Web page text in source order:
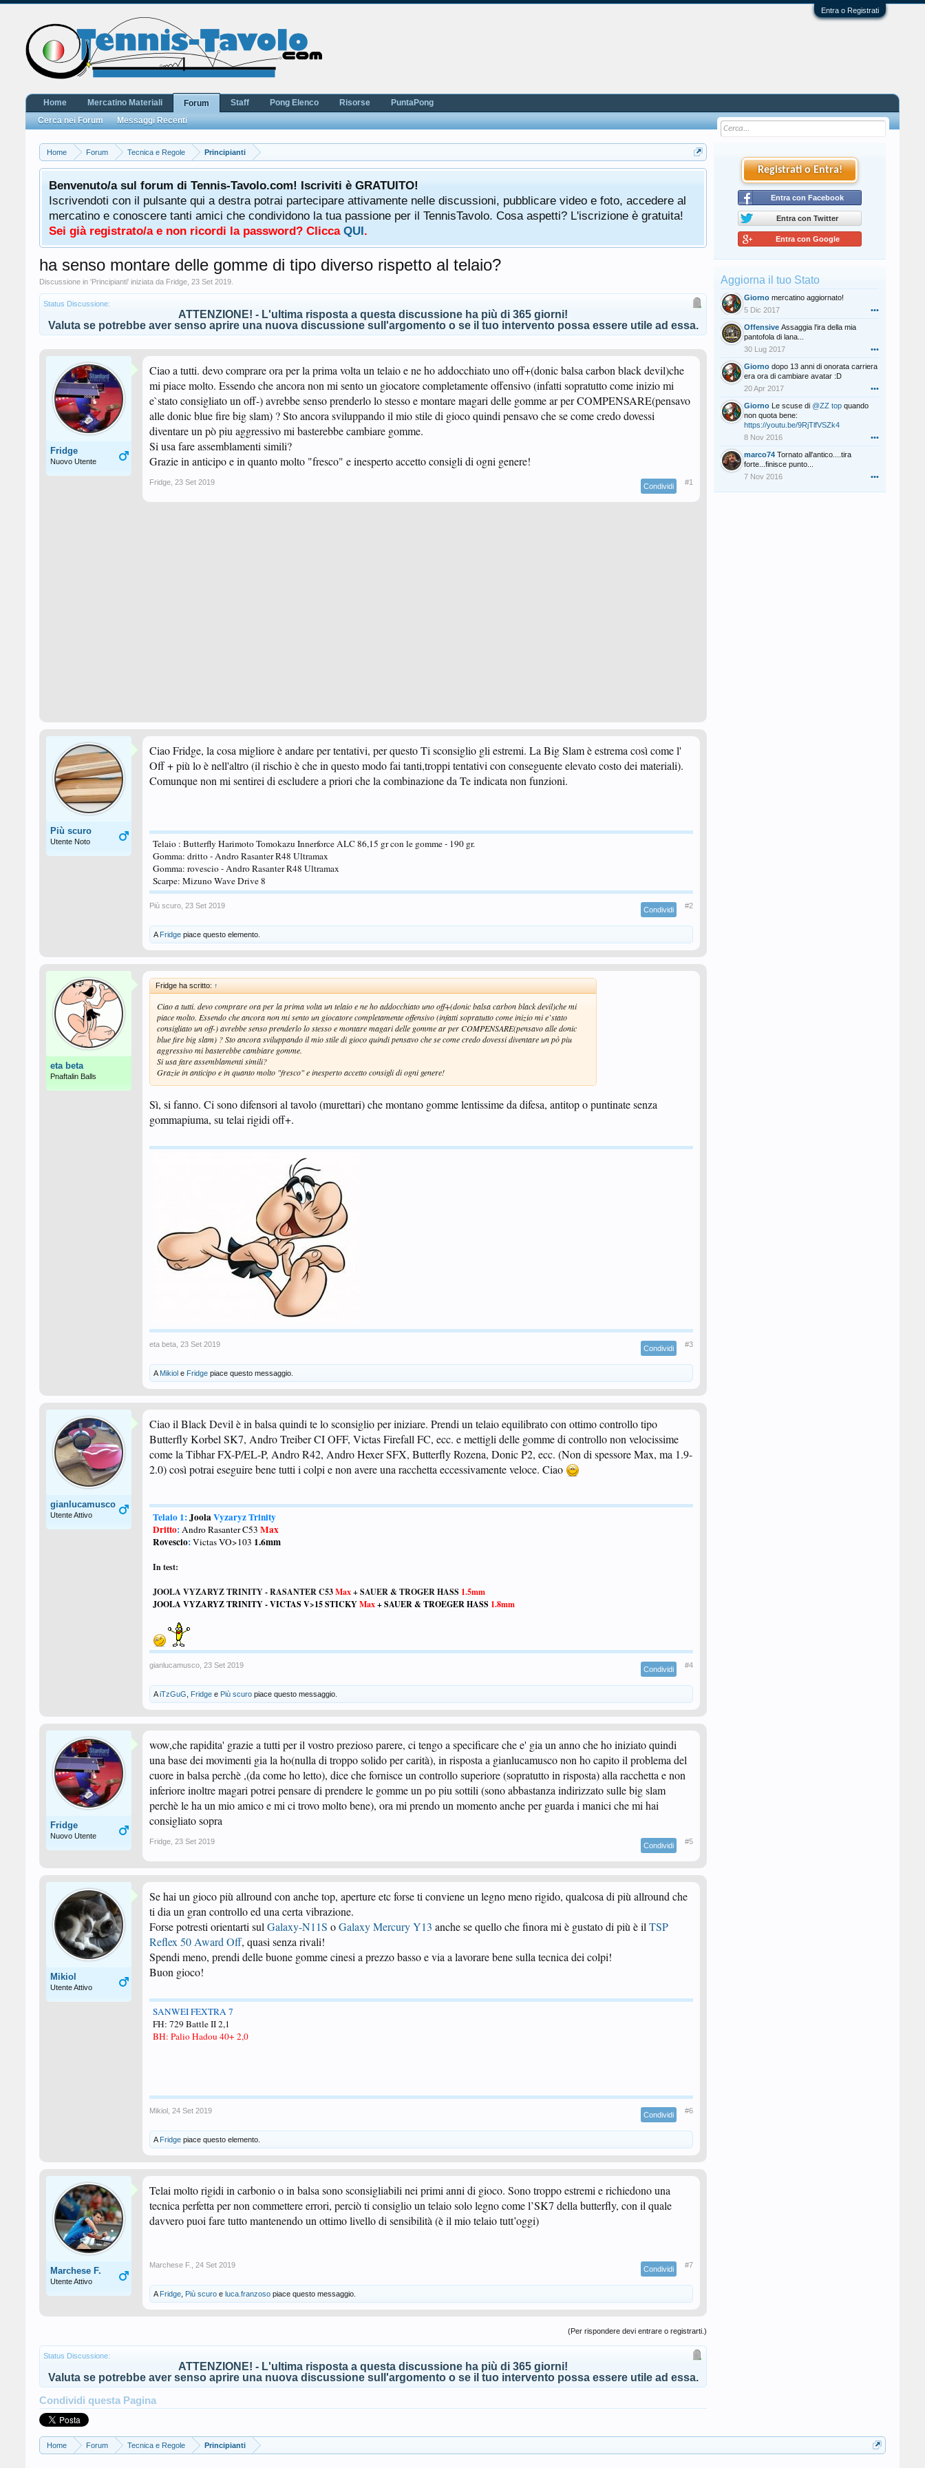
Entra o Registrati
Home Forum Tecnica e Regole Principianti
Benvenuto/a sul forum di Tennis-Tavolo.com! Iscriviti è GRATUITO!
Iscrivendoti con il pulsante qui a destra potrai partecipare attivamente nelle discussioni, pubblicare video e foto, accedere al
mercatino e conoscere tanti amici che condividono la tua passione per il TennisTavolo. Cosa aspetti? L'iscrizione è gratuita!
Sei già registrato/a e non ricordi la password? Clicca QUI.
ha senso montare delle gomme di tipo diverso rispetto al telaio?
Discussione in 'Principianti' iniziata da Fridge 23 Set 2019
Status Discussione:
ATTENZIONE! - L'ultima risposta a questa discussione ha più di 365 giorni!
Valuta se potrebbe aver senso aprire una nuova discussione sull'argomento o se il tuo intervento possa essere utile ad essa.
Fridge
Nuovo Utente
Ciao a tutti. devo comprare ora per la prima volta un telaio e ne ho addocchiato uno off+(donic balsa carbon black devil)che
mi piace molto. Essendo che ancora non mi sento un giocatore completamente offensivo (infatti sopratutto come inizio mi
e`stato consigliato un off-) avrebbe senso prenderlo lo stesso e montare magari delle gomme ar per COMPENSARE(pensavo
alle donic blue fire big slam) ? Sto ancora sviluppando il mio stile di gioco quindi pensavo che se come credo dovessi
diventare un pò piu aggressivo mi basterebbe cambiare gomme.
Si usa fare assemblamenti simili?
Grazie in anticipo e in quanto molto "fresco" e inesperto accetto consigli di ogni genere!
Fridge 23 Set 2019 Condividi #1
Più scuro
Utente Noto
Ciao Fridge, la cosa migliore è andare per tentativi, per questo Ti sconsiglio gli estremi. La Big Slam è estrema così come l'
Off + più lo è nell'altro (il rischio è che in questo modo fai tanti,troppi tentativi con conseguente elevato costo dei materiali).
Comunque non mi sentirei di escludere a priori che la combinazione da Te indicata non funzioni.
Telaio : Butterfly Harimoto Tomokazu Innerforce ALC 86,15 gr con le gomme - 190 gr.
Gomma: dritto - Andro Rasanter R48 Ultramax
Gomma: rovescio - Andro Rasanter R48 Ultramax
Scarpe: Mizuno Wave Drive 8
Più scuro 23 Set 2019 Condividi #2
A Fridge piace questo elemento.
eta beta
Pnaftalin Balls
Fridge ha scritto: ↑
Ciao a tutti. devo comprare ora per la prima volta un telaio e ne ho addocchiato uno off+(donic balsa carbon black devil)che mi
piace molto. Essendo che ancora non mi sento un giocatore completamente offensivo (infatti sopratutto come inizio mi e`stato
consigliato un off-) avrebbe senso prenderlo lo stesso e montare magari delle gomme ar per COMPENSARE(pensavo alle donic
blue fire big slam) ? Sto ancora sviluppando il mio stile di gioco quindi pensavo che se come credo dovessi diventare un pò piu
aggressivo mi basterebbe cambiare gomme.
Si usa fare assemblamenti simili?
Grazie in anticipo e in quanto molto "fresco" e inesperto accetto consigli di ogni genere!
Sì, si fanno. Ci sono difensori al tavolo (murettari) che montano gomme lentissime da difesa, antitop o puntinate senza
gommapiuma, su telai rigidi off+.
eta beta 23 Set 2019 Condividi #3
A Mikiol e Fridge piace questo messaggio.
gianlucamusco
Utente Attivo
Ciao il Black Devil è in balsa quindi te lo sconsiglio per iniziare. Prendi un telaio equilibrato con ottimo controllo tipo
Butterfly Korbel SK7, Andro Treiber CI OFF, Victas Firefall FC, ecc. e mettigli delle gomme di controllo non velocissime
come la Tibhar FX-P/EL-P, Andro R42, Andro Hexer SFX, Butterfly Rozena, Donic P2, ecc. (Non di spessore Max, ma 1.9-
2.0) così potrai eseguire bene tutti i colpi e non avere una racchetta eccessivamente veloce. Ciao
Telaio 1:JoolaVyzaryz Trinity
Dritto:Andro Rasanter C53 Max
Rovescio:Victas VO>103 1.6mm
In test:
JOOLA VYZARYZ TRINITY - RASANTER C53Max+ SAUER & TROGER HASS 1.5mm
JOOLA VYZARYZ TRINITY - VICTAS V>15 STICKYMax+ SAUER & TROEGER HASS 1.8mm
gianlucamusco 23 Set 2019 Condividi #4
AiTzGuG Fridge e Più scuro piace questo messaggio.
Fridge
Nuovo Utente
wow,che rapidita' grazie a tutti per il vostro prezioso parere, ci tengo a specificare che e' gia un anno che ho iniziato quindi
una base dei movimenti gia la ho(nulla di troppo solido per carità), in risposta a gianlucamusco non ho capito il problema del
cuore in balsa perchè ,(da come ho letto), dice che fornisce un controllo superiore (sopratutto in risposta) alla racchetta e non
inferiore inoltre magari potrei pensare di prendere le gomme un po piu sottili (sono abbastanza indirizzato sulle big slam
perchè le ha un mio amico e mi ci trovo molto bene), ora mi prendo un momento anche per guarda i manici che mi hai
consigliato sopra
Fridge 23 Set 2019 Condividi #5
Mikiol
Utente Attivo
Se hai un gioco più allround con anche top, aperture etc forse ti conviene un legno meno rigido, qualcosa di più allround che
ti dia un gran controllo ed una certa vibrazione.
Forse potresti orientarti sul Galaxy-N11S oGalaxy Mercury Y13 anche se quello che finora mi è gustato di più è il TSP
Reflex 50 Award Off, quasi senza rivali!
Spendi meno, prendi delle buone gomme cinesi a prezzo basso e via a lavorare bene sulla tecnica dei colpi!
Buon gioco!
SANWEI FEXTRA 7
FH: 729 Battle II 2,1
BH: Palio Hadou 40+ 2,0
Mikiol 24 Set 2019 Condividi #6
A Fridge piace questo elemento.
Marchese F.
Utente Attivo
Telai molto rigidi in carbonio o in balsa sono sconsigliabili nei primi anni di gioco. Sono troppo estremi e richiedono una
tecnica perfetta per non commettere errori, perciò ti consiglio un telaio solo legno come l’SK7 della butterfly, con il quale
davvero puoi fare tutto mantenendo un ottimo livello di sensibilità (è il mio telaio tutt’oggi)
Marchese F. 24 Set 2019 Condividi #7
A Fridge Più scuro e luca.franzoso piace questo messaggio.
(Per rispondere devi entrare o registrarti.)
Status Discussione:
ATTENZIONE! - L'ultima risposta a questa discussione ha più di 365 giorni!
Valuta se potrebbe aver senso aprire una nuova discussione sull'argomento o se il tuo intervento possa essere utile ad essa.
Condividi questa Pagina
Registrati o Entra!
Entra con Facebook
Entra con Twitter
Entra con Google
Aggiorna il tuo Stato
Giorno mercatino aggiornato!
5 Dic 2017
•••
Offensive Assaggia l'ira della mia
pantofola di lana...
30 Lug 2017
•••
Giorno dopo 13 anni di onorata carriera
era ora di cambiare avatar :D
20 Apr 2017
•••
Giorno Le scuse di @ZZ top quando
non quota bene:
https://youtu.be/9RjTlfVSZk4
8 Nov 2016
•••
marco74 Tornato all'antico....tira
forte...finisce punto...
7 Nov 2016
•••
Home Forum Tecnica e Regole Principianti
Home Mercatino Materiali
Forum
Cerca nei Forum
Messaggi Recenti
Staff Pong Elenco Risorse PuntaPong